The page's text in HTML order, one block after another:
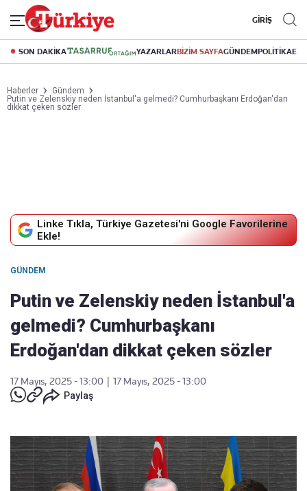
GİRİŞ
SON DAKİKA YAZARLARBİZİM SAYFAGÜNDEMPOLİTİKA
Haberler
Gündem
Putin ve Zelenskiy neden İstanbul'a gelmedi? Cumhurbaşkanı Erdoğan'dan
dikkat çeken sözler
Linke Tıkla, Türkiye Gazetesi'ni Google Favorilerine
Ekle!
GÜNDEM
Putin ve Zelenskiy neden İstanbul'a
gelmedi? Cumhurbaşkanı
Erdoğan'dan dikkat çeken sözler
17 Mayıs, 2025 - 13:00
17 Mayıs, 2025 - 13:00
Paylaş